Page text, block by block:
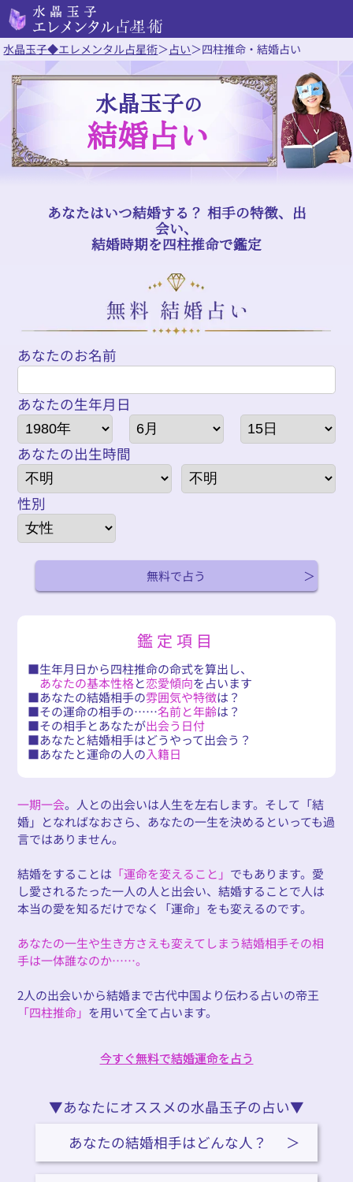
水晶玉子◆エレメンタル占星術＞占い＞四柱推命・結婚占い
水晶玉子の
結婚占い
あなたはいつ結婚する？ 相手の特徴、出
会い、
結婚時期を四柱推命で鑑定
あなたのお名前
あなたの生年月日
あなたの出生時間
性別
無料で占う
鑑定項目
生年月日から四柱推命の命式を算出し、
あなたの基本性格と恋愛傾向を占います
あなたの結婚相手の雰囲気や特徴は？
その運命の相手の……名前と年齢は？
その相手とあなたが出会う日付
あなたと結婚相手はどうやって出会う？
あなたと運命の人の入籍日
一期一会。人との出会いは人生を左右します。そして「結
婚」となればなおさら、あなたの一生を決めるといっても過
言ではありません。
結婚をすることは 「運命を変えること」 でもあります。愛
し愛されるたった一人の人と出会い、結婚することで人は
本当の愛を知るだけでなく「運命」をも変えるのです。
あなたの一生や生き方さえも変えてしまう結婚相手その相
手は一体誰なのか……。
2人の出会いから結婚まで古代中国より伝わる占いの帝王
「四柱推命」 を用いて全て占います。
今すぐ無料で結婚運命を占う
今すぐ無料で結婚運命を占う
▼あなたにオススメの水晶玉子の占い▼
あなたの結婚相手はどんな人？